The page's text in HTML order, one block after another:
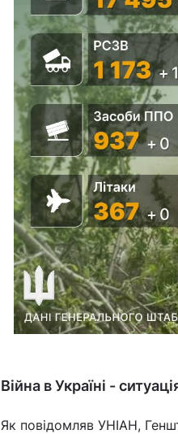
Війна в Україні -
Як повідомляв УНІАН,